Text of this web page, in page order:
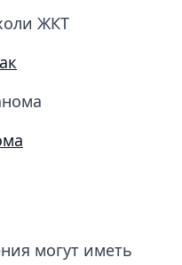
ЖКТ
могут иметь